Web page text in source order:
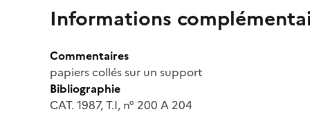
Informations
Commentaires
papiers collés sur un support
Bibliographie
CAT. 1987, T.I, n° 200 A 204